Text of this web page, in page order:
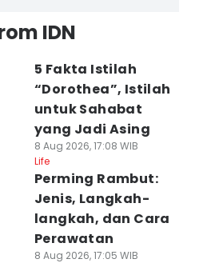
IDN
5 Fakta Istilah
“Dorothea”, Istilah
untuk Sahabat
yang Jadi Asing
8 Aug 2026, 17:08 WIB
Life
Perming Rambut:
Jenis, Langkah-
langkah, dan Cara
Perawatan
8 Aug 2026, 17:05 WIB